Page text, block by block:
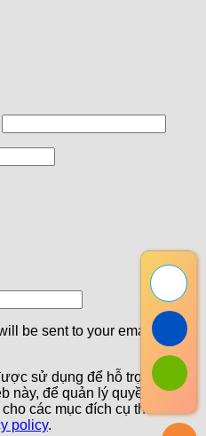
be sent to your email
sử dụng để hỗ trợ trải
này, để quản lý quyền truy
các mục đích cụ thể khác
policy.